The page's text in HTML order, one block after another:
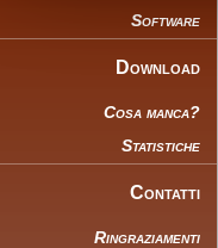
Software
Download
Cosa manca?
Statistiche
Contatti
Ringraziamenti